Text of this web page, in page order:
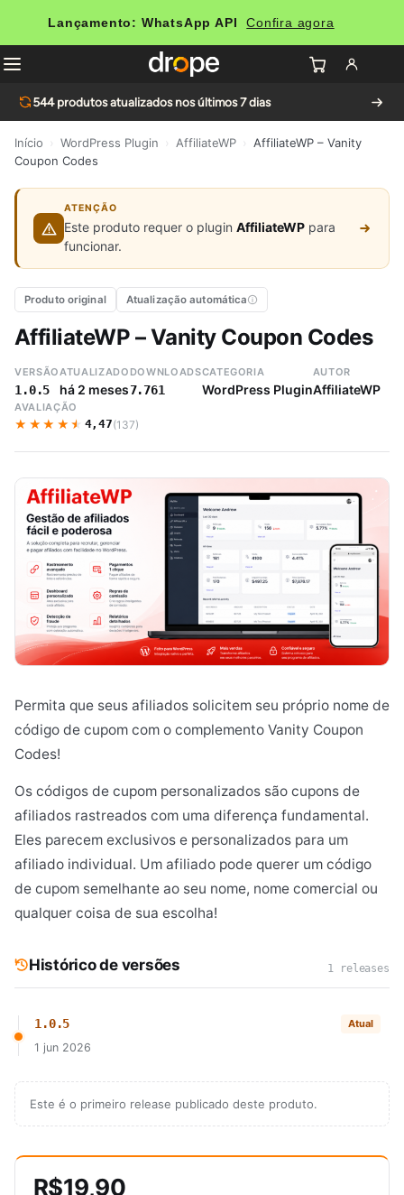
Lançamento: WhatsApp API Confira agora
544produtos atualizados nos últimos 7 dias
Início WordPress Plugin AffiliateWP
AffiliateWP – Vanity
Coupon Codes
ATENÇÃO
Este produto requer o plugin AffiliateWP para
funcionar.
Produto original Atualização automática
AffiliateWP – Vanity Coupon Codes
VERSÃO
1.0.5
ATUALIZADO
há 2 meses
DOWNLOADS
7.761
CATEGORIA
WordPress Plugin
AUTOR
AffiliateWP
AVALIAÇÃO
★★★★★
★★★★★ 4,47(137)
Permita que seus afiliados solicitem seu próprio nome de
código de cupom com o complemento Vanity Coupon
Codes!
Os códigos de cupom personalizados são cupons de
afiliados rastreados com uma diferença fundamental.
Eles parecem exclusivos e personalizados para um
afiliado individual. Um afiliado pode querer um código
de cupom semelhante ao seu nome, nome comercial ou
qualquer coisa de sua escolha!
Histórico de versões 1 releases
1.0.5 Atual
1 jun 2026
Este é o primeiro release publicado deste produto.
R$19,90